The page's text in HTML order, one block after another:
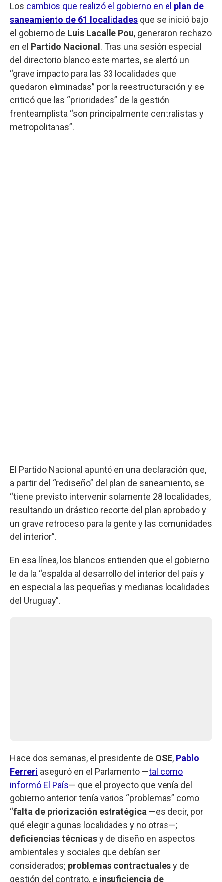
Los cambios que realizó el gobierno en el plan de
saneamiento de 61 localidades que se inició bajo
el gobierno de Luis Lacalle Pou, generaron rechazo
en el Partido Nacional . Tras una sesión especial
del directorio blanco este martes, se alertó un
“grave impacto para las 33 localidades que
quedaron eliminadas” por la reestructuración y se
criticó que las “prioridades” de la gestión
frenteamplista “son principalmente centralistas y
metropolitanas”.
El Partido Nacional apuntó en una declaración que,
a partir del “rediseño” del plan de saneamiento, se
“tiene previsto intervenir solamente 28 localidades,
resultando un drástico recorte del plan aprobado y
un grave retroceso para la gente y las comunidades
del interior”.
En esa línea, los blancos entienden que el gobierno
le da la “espalda al desarrollo del interior del país y
en especial a las pequeñas y medianas localidades
del Uruguay”.
Hace dos semanas, el presidente de OSE, Pablo
Ferreri aseguró en el Parlamento —tal como
informó El País— que el proyecto que venía del
gobierno anterior tenía varios “problemas” como
“falta de priorización estratégica —es decir, por
qué elegir algunas localidades y no otras—;
deficiencias técnicasy de diseño en aspectos
ambientales y sociales que debían ser
considerados; problemas contractualesy de
gestión del contrato, e insuficiencia de